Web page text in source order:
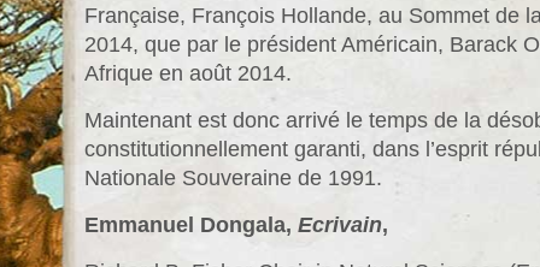
Française, François Hollande, au Sommet de
2014, que par le président Américain, Barack
Afrique en août 2014.
Maintenant est donc arrivé le temps de la
constitutionnellement garanti, dans l’esprit
Nationale Souveraine de 1991.
Emmanuel Dongala, Ecrivain,